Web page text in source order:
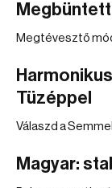
Megtévesztő
Tüzéppel
Válaszd a
Magyar: